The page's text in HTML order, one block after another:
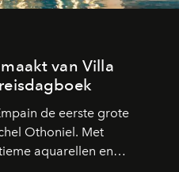
van Villa
de eerste grote
Othoniel. Met
aquarellen en